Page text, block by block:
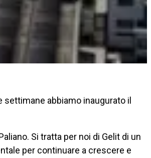
settimane abbiamo inaugurato il
Si tratta per noi di Gelit di un
per continuare a crescere e